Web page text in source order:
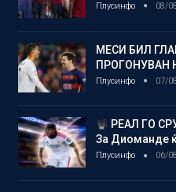
Плусинфо 08/
МЕСИ БИЛ
ПРОГОНУВАН
Плусинфо 07/
РЕАЛ ГО
За Диоманде
Плусинфо 06/